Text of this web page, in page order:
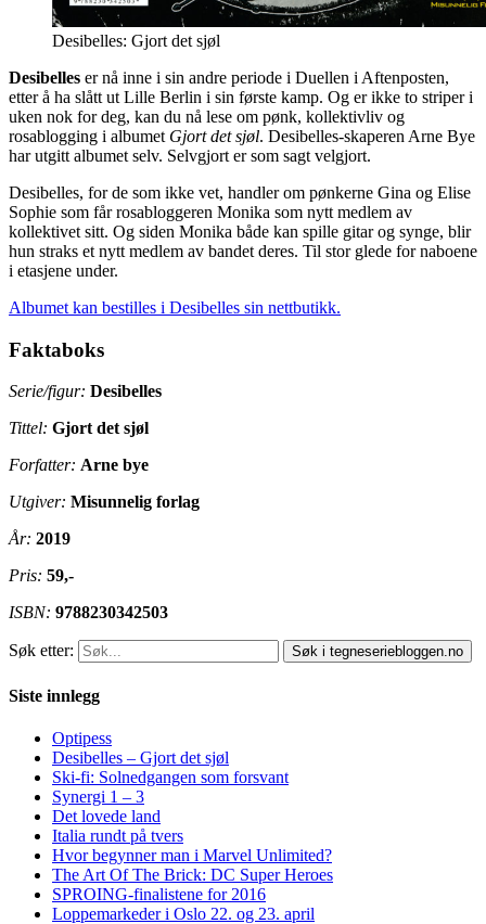
Desibelles: Gjort det sjøl
Desibelles er nå inne i sin andre periode i Duellen i Aftenposten,
etter å ha slått ut Lille Berlin i sin første kamp. Og er ikke to striper i
uken nok for deg, kan du nå lese om pønk, kollektivliv og
rosablogging i albumet Gjort det sjøl. Desibelles-skaperen Arne Bye
har utgitt albumet selv. Selvgjort er som sagt velgjort.
Desibelles, for de som ikke vet, handler om pønkerne Gina og Elise
Sophie som får rosabloggeren Monika som nytt medlem av
kollektivet sitt. Og siden Monika både kan spille gitar og synge, blir
hun straks et nytt medlem av bandet deres. Til stor glede for naboene
i etasjene under.
Albumet kan bestilles i Desibelles sin nettbutikk.
Faktaboks
Serie/figur: Desibelles
Tittel: Gjort det sjøl
Forfatter: Arne bye
Utgiver: Misunnelig forlag
År: 2019
Pris: 59,-
ISBN: 9788230342503
Søk etter:
Siste innlegg
Optipess
Desibelles – Gjort det sjøl
Ski-fi: Solnedgangen som forsvant
Synergi 1 – 3
Det lovede land
Italia rundt på tvers
Hvor begynner man i Marvel Unlimited?
The Art Of The Brick: DC Super Heroes
SPROING-finalistene for 2016
Loppemarkeder i Oslo 22. og 23. april